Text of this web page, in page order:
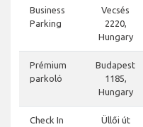
Business
Parking
Vecsés
2220,
Hungary
Prémium
parkoló
Budapest
1185,
Hungary
Check In
Üllői út